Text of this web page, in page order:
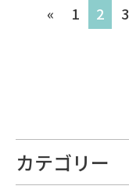
« 1 2 3
カテゴリー